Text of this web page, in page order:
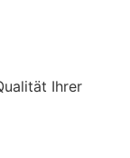
Ihrer